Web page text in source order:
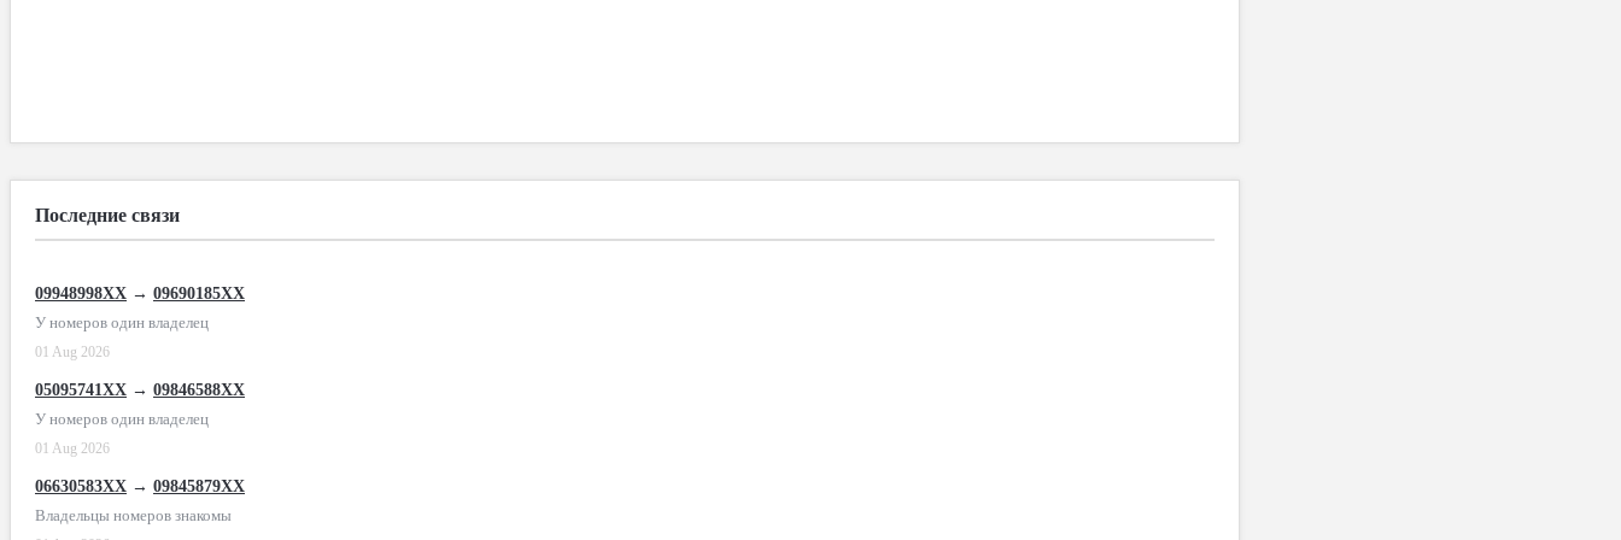
Последние связи
09948998XX → 09690185XX
У номеров один владелец
01 Aug 2026
05095741XX → 09846588XX
У номеров один владелец
01 Aug 2026
06630583XX → 09845879XX
Владельцы номеров знакомы